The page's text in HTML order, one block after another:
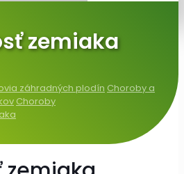
zemiaka
záhradných plodín Choroby a
Choroby